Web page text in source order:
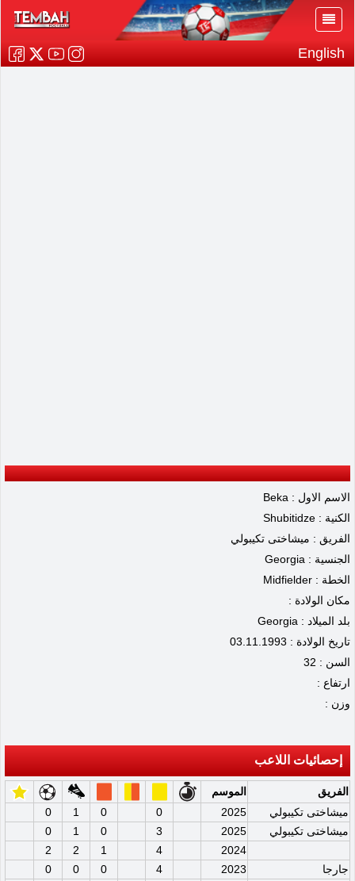
English
الاسم الاول : Beka
الكنية : Shubitidze
الفريق : ميشاختى تكيبولي
الجنسية : Georgia
الخطة : Midfielder
مكان الولادة :
بلد الميلاد : Georgia
تاريخ الولادة : 03.11.1993
السن : 32
ارتفاع :
وزن :
إحصائيات اللاعب
الفريق
الموسم
ميشاختى تكيبولي
2025
0
0
1
0
ميشاختى تكيبولي
2025
3
0
1
0
2024
4
1
2
2
جارجا
2023
4
0
0
0